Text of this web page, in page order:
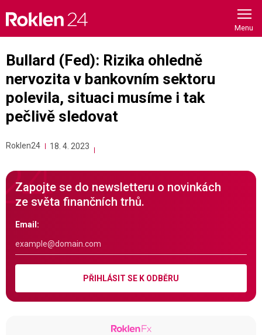
content
Bullard (Fed): Rizika ohledně
nervozita v bankovním sektoru
polevila, situaci musíme i tak
pečlivě sledovat
Roklen24 18. 4. 2023
Zapojte se do newsletteru o novinkách
ze světa finančních trhů.
Email:
PŘIHLÁSIT SE K ODBĚRU